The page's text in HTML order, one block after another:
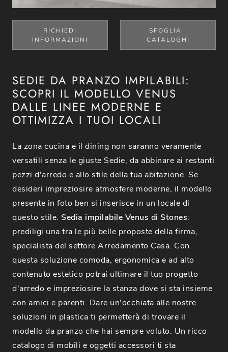
RICHIEDI
INFORMAZIONI
SFOGLIA I
CATALOGHI
SEDIE DA PRANZO IMPILABILI:
SCOPRI IL MODELLO VENUS
DALLE LINEE MODERNE E
OTTIMIZZA I TUOI LOCALI
La zona cucina e il dining non saranno veramente
versatili senza le giuste Sedie, da abbinare ai restanti
pezzi d'arredo e allo stile della tua abitazione. Se
desideri impreziosire atmosfere moderne, il modello
presente in foto ben si inserisce in un locale di
questo stile. Sedia impilabile Venus di Stones:
prediligi una tra le più belle proposte della firma,
specialista del settore Arredamento Casa. Con
questa soluzione comoda, ergonomica e ad alto
contenuto estetico potrai ultimare il tuo progetto
d'arredo e impreziosire la stanza dove si sta insieme
con amici e parenti. Dare un'occhiata alle nostre
soluzioni in plastica ti permetterà di trovare il
modello da pranzo che hai sempre voluto. Un ricco
catalogo di mobili e oggetti accessori ti sta